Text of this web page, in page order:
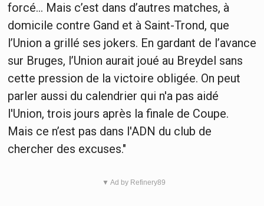
forcé... Mais c’est dans d’autres matches, à
domicile contre Gand et à Saint-Trond, que
l’Union a grillé ses jokers. En gardant de l’avance
sur Bruges, l’Union aurait joué au Breydel sans
cette pression de la victoire obligée. On peut
parler aussi du calendrier qui n'a pas aidé
l'Union, trois jours après la finale de Coupe.
Mais ce n’est pas dans l'ADN du club de
chercher des excuses."
▼ Ad by Refinery89